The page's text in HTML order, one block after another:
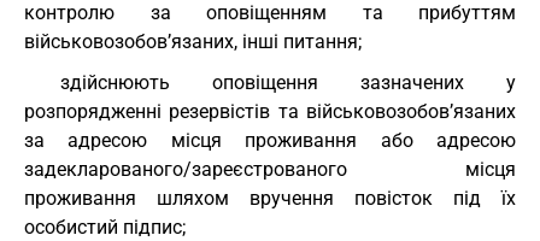
контролю за оповіщенням та прибуттям
військовозобов’язаних, інші питання;
здійснюють оповіщення зазначених у
розпорядженні резервістів та військовозобов’язаних
за адресою місця проживання або адресою
задекларованого/зареєстрованого місця
проживання шляхом вручення повісток під їх
особистий підпис;